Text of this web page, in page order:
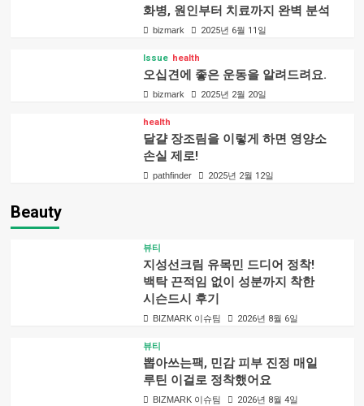
화병, 원인부터 치료까지 완벽 분석
bizmark 2025년 6월 11일
Issue health
오십견에 좋은 운동을 알려드려요.
bizmark 2025년 2월 20일
health
달걀 장조림을 이렇게 하면 영양소
손실 제로!
pathfinder 2025년 2월 12일
Beauty
뷰티
지성선크림 유목민 드디어 정착!
백탁 끈적임 없이 성분까지 착한
시슨드시 후기
BIZMARK 이슈팀 2026년 8월 6일
뷰티
뽑아쓰는팩, 민감 피부 진정 매일
루틴 이걸로 정착했어요
BIZMARK 이슈팀 2026년 8월 4일